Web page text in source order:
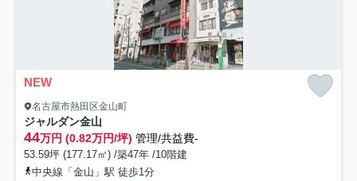
NEW
名古屋市熱田区金山町
ジャルダン金山
44万円 (0.82万円/坪) 管理/共益費-
53.59坪 (177.17㎡) /築47年 /10階建
中央線「金山」駅 徒歩1分